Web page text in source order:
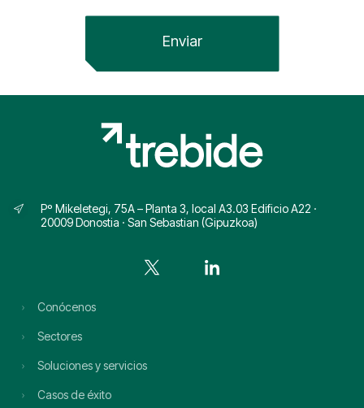
Pº Mikeletegi, 75A – Planta 3, local A3.03 Edificio A22 ·
20009 Donostia · San Sebastian (Gipuzkoa)
Conócenos
Sectores
Soluciones y servicios
Casos de éxito